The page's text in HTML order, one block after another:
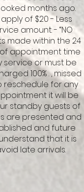
months ago.
of $20 - Less
amount. - “NO
made within the 24
appointment time
service or must be
100% . , missed
reschedule for any
it will be
standby guests of
are presented and
and future
that it is
late arrivals.